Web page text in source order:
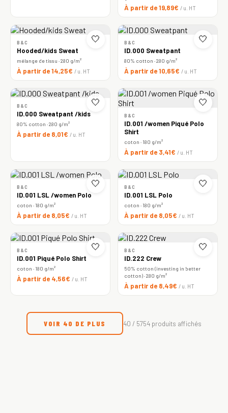
À partir de 19,89€ / u. HT
🤍
B&C
Hooded/kids Sweat
mélange de tissu · 280 g/m²
À partir de 14,25€ / u. HT
🤍
B&C
ID.000 Sweatpant
80% cotton · 280 g/m²
À partir de 10,65€ / u. HT
🤍
B&C
ID.000 Sweatpant /kids
80% cotton · 280 g/m²
À partir de 8,01€ / u. HT
🤍
B&C
ID.001 /women Piqué Polo
Shirt
coton · 180 g/m²
À partir de 3,41€ / u. HT
🤍
B&C
ID.001 LSL /women Polo
coton · 180 g/m²
À partir de 8,05€ / u. HT
🤍
B&C
ID.001 LSL Polo
coton · 180 g/m²
À partir de 8,05€ / u. HT
🤍
B&C
ID.001 Piqué Polo Shirt
coton · 180 g/m²
À partir de 4,56€ / u. HT
🤍
B&C
ID.222 Crew
50% cotton (investing in better
cotton) · 280 g/m²
À partir de 8,49€ / u. HT
VOIR 40 DE PLUS 40 / 5754 produits affichés